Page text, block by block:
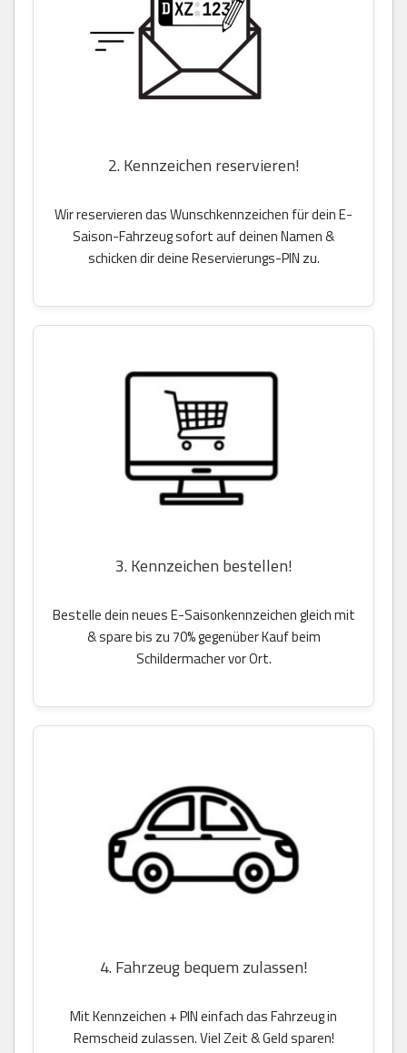
2. Kennzeichen reservieren!
Wir reservieren das Wunschkennzeichen für dein E-
Saison-Fahrzeug sofort auf deinen Namen &
schicken dir deine Reservierungs-PIN zu.
3. Kennzeichen bestellen!
Bestelle dein neues E-Saisonkennzeichen gleich mit
& spare bis zu 70% gegenüber Kauf beim
Schildermacher vor Ort.
4. Fahrzeug bequem zulassen!
Mit Kennzeichen + PIN einfach das Fahrzeug in
Remscheid zulassen. Viel Zeit & Geld sparen!